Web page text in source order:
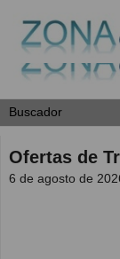
Ofertas de
6 de agosto de